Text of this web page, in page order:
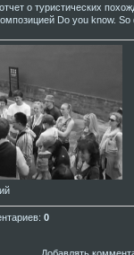
о туристических
Do you know.
: 0